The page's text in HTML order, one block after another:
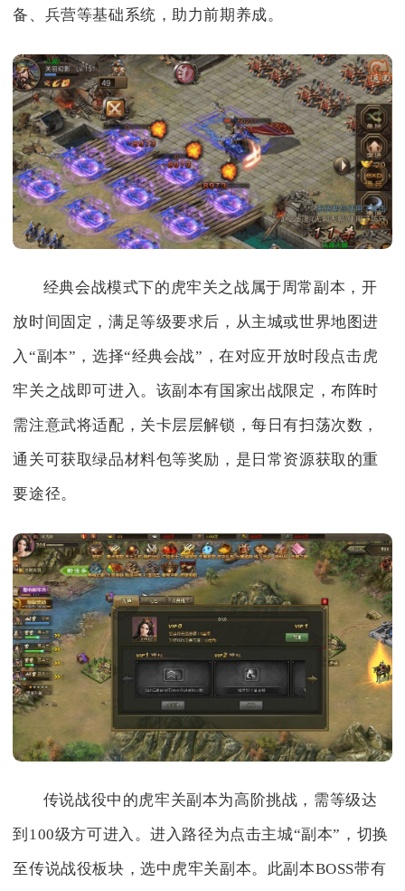
备、兵营等基础系统，助力前期养成。
经典会战模式下的虎牢关之战属于周常副本，开
放时间固定，满足等级要求后，从主城或世界地图进
入“副本”，选择“经典会战”，在对应开放时段点击虎
牢关之战即可进入。该副本有国家出战限定，布阵时
需注意武将适配，关卡层层解锁，每日有扫荡次数，
通关可获取绿品材料包等奖励，是日常资源获取的重
要途径。
传说战役中的虎牢关副本为高阶挑战，需等级达
到100级方可进入。进入路径为点击主城“副本”，切换
至传说战役板块，选中虎牢关副本。此副本BOSS带有